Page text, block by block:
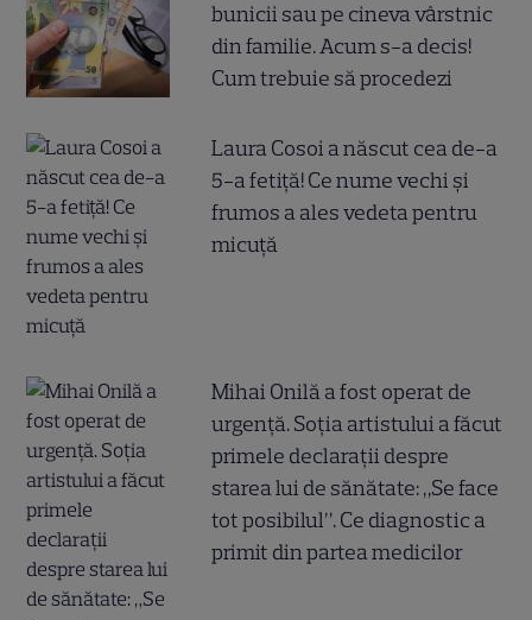
bunicii sau pe cineva vârstnic
din familie. Acum s-a decis!
Cum trebuie să procedezi
Laura Cosoi a născut cea de-a
5-a fetiță! Ce nume vechi și
frumos a ales vedeta pentru
micuță
Mihai Onilă a fost operat de
urgență. Soția artistului a făcut
primele declarații despre
starea lui de sănătate: „Se face
tot posibilul”. Ce diagnostic a
primit din partea medicilor